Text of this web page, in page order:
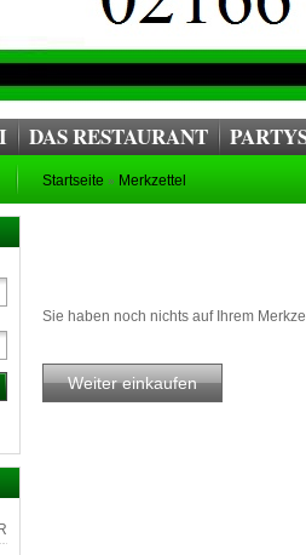
DAS RESTAURANT
Startseite » Merkzettel
Sie haben noch nichts auf Ihrem
Weiter einkaufen